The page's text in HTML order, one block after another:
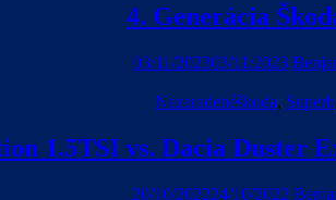
4. Generácia
03/11/202303/11/2023
Nezaradenéškoda, Superb
1.5TSI vs. Dacia Duster
20/10/202224/10/2022